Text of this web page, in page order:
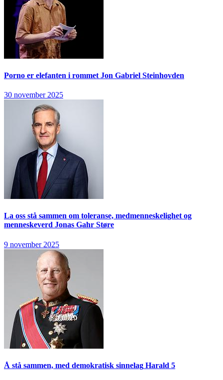
Porno er elefanten i rommet Jon Gabriel Steinhovden
30 november 2025
La oss stå sammen om toleranse, medmenneskelighet og
menneskeverd Jonas Gahr Støre
9 november 2025
Å stå sammen, med demokratisk sinnelag Harald 5